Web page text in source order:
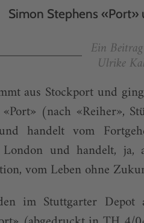
Simon Stephens
Ein
Ulrike
aus Stockport und
«Port» (nach «Reiher»,
handelt vom
und handelt, ja,
vom Leben ohne
im Stuttgarter